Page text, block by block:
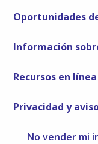
Oportunidades
Información
Recursos en
Privacidad y
No vender mi